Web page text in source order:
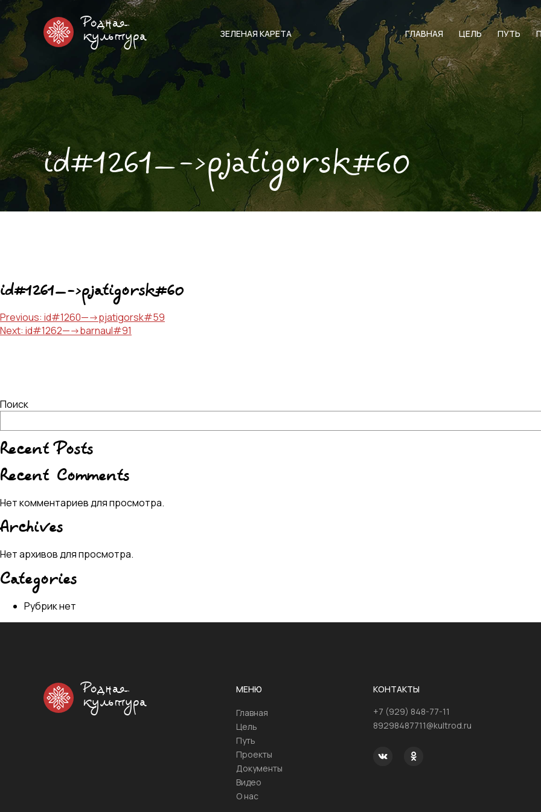
Родная
культура
ЗЕЛЕНАЯ КАРЕТА ГЛАВНАЯ ЦЕЛЬ ПУТЬ
id#1261—->pjatigorsk#60
id#1261—->pjatigorsk#60
Навигация
по
Previous: id#1260—->pjatigorsk#59
Next: id#1262—->barnaul#91
Поиск
Recent Posts
Recent Comments
Нет комментариев для просмотра.
Archives
Нет архивов для просмотра.
Categories
Рубрик нет
Родная
культура
МЕНЮ
Главная
Цель
Путь
Проекты
Документы
Видео
О нас
КОНТАКТЫ
+7 (929) 848-77-11
89298487711@kultrod.ru